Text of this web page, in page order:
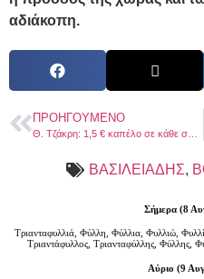
αδιάκοπη.
ΠΡΟΗΓΟΎΜΕΝΟ
ΒΑΣΙΛΕΙΑΔΗΣ,
Σήμερα (8
Τριανταφυλλιά, Φύλλη, Φύλλια, Φυλλιώ,
Τριαντάφυλλος, Τριανταφύλλης, Φύλλης,
Αύριο (9